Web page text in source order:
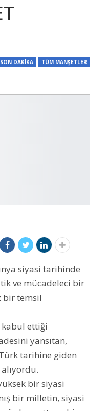
SON DAKİKA TÜM MANŞETLER
siyasi tarihinde
ve mücadeleci bir
bir temsil
kabul ettiği
yansıtan,
tarihine giden
bir siyasi
bir milletin, siyasi